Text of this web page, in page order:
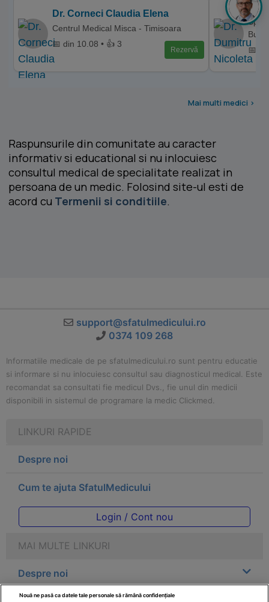
Dr. Corneci Claudia Elena
Centrul Medical Misca - Timisoara
📅 din 10.08 • 👍 3
Rezervă
Dr.
📅
Mai multi medici >
Raspunsurile din comunitate au caracter
informativ si educational si nu inlocuiesc
consultul medical de specialitate realizat in
persoana de un medic. Folosind site-ul esti de
acord cu Termenii si conditiile.
support@sfatulmedicului.ro
0374 109 268
Informatiile medicale de pe sfatulmedicului.ro sunt pentru educatie
si informare si nu inlocuiesc consultul sau diagnosticul medical. Este
recomandat sa consultati fie medicul Dvs., fie unul din medicii
disponibili in sistemul de programare la medic Clickmed.
LINKURI RAPIDE
Despre noi
Cum te ajuta SfatulMedicului
Login / Cont nou
MAI MULTE LINKURI
Despre noi
Nouă ne pasă ca datele tale personale să rămână confidențiale